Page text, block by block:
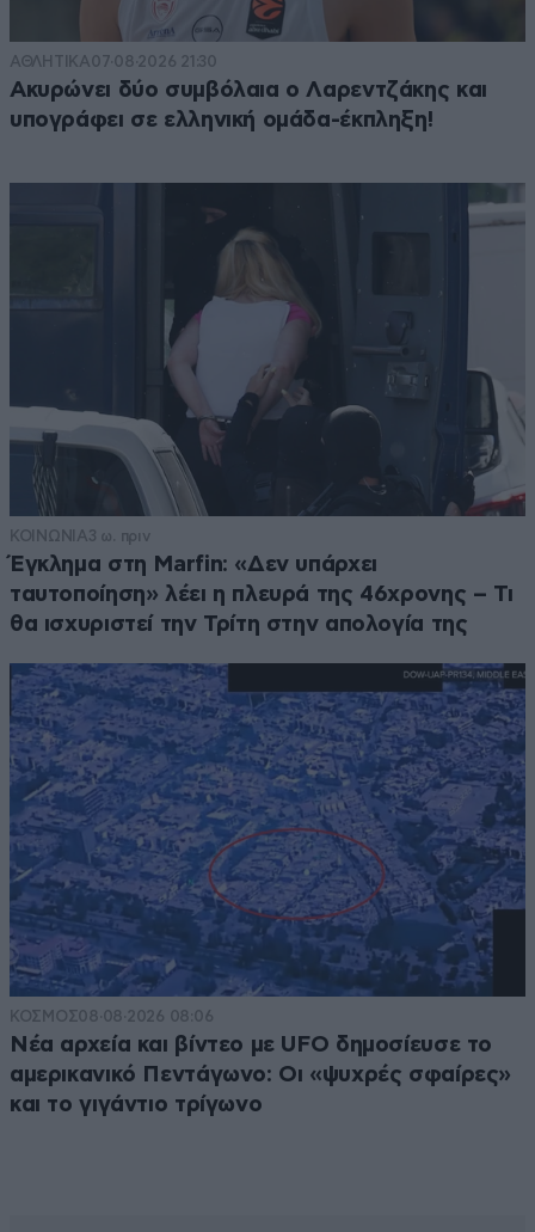
ΑΘΛΗΤΙΚΑ07·08·2026 21:30
Ακυρώνει δύο συμβόλαια ο Λαρεντζάκης και
υπογράφει σε ελληνική ομάδα-έκπληξη!
ΚΟΙΝΩΝΙΑ3 ω. πριν
Έγκλημα στη Marfin: «Δεν υπάρχει
ταυτοποίηση» λέει η πλευρά της 46χρονης – Τι
θα ισχυριστεί την Τρίτη στην απολογία της
ΚΟΣΜΟΣ08·08·2026 08:06
Νέα αρχεία και βίντεο με UFO δημοσίευσε το
αμερικανικό Πεντάγωνο: Οι «ψυχρές σφαίρες»
και το γιγάντιο τρίγωνο